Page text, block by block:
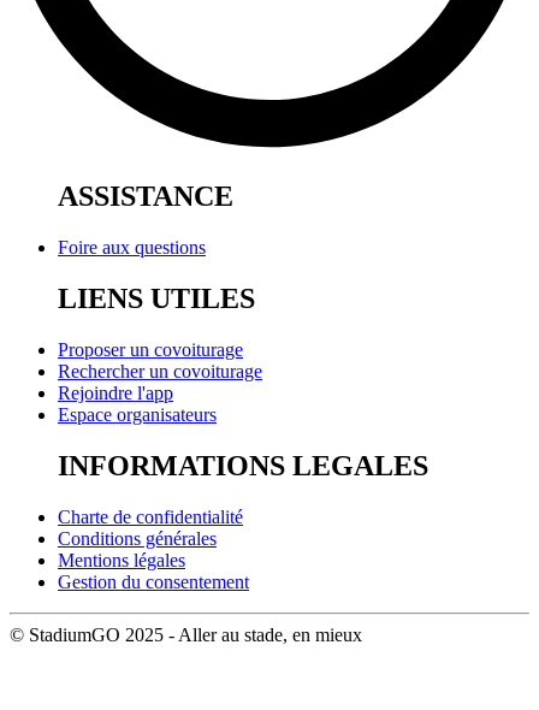
ASSISTANCE
Foire aux questions
LIENS UTILES
Proposer un covoiturage
Rechercher un covoiturage
Rejoindre l'app
Espace organisateurs
INFORMATIONS LEGALES
Charte de confidentialité
Conditions générales
Mentions légales
Gestion du consentement
© StadiumGO 2025 - Aller au stade, en mieux